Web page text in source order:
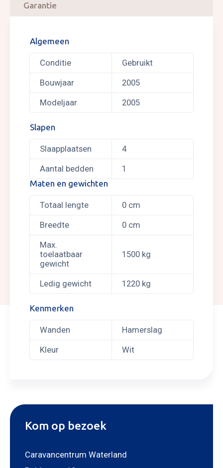
Garantie
Algemeen
Conditie Gebruikt
Bouwjaar 2005
Modeljaar 2005
Slapen
Slaapplaatsen 4
Aantal bedden
1
Maten en gewichten
Totaal lengte 0 cm
Breedte 0 cm
Max.
toelaatbaar
gewicht
1500 kg
Ledig gewicht 1220 kg
Kenmerken
Wanden Hamerslag
Kleur Wit
Kom op bezoek
Caravancentrum Waterland